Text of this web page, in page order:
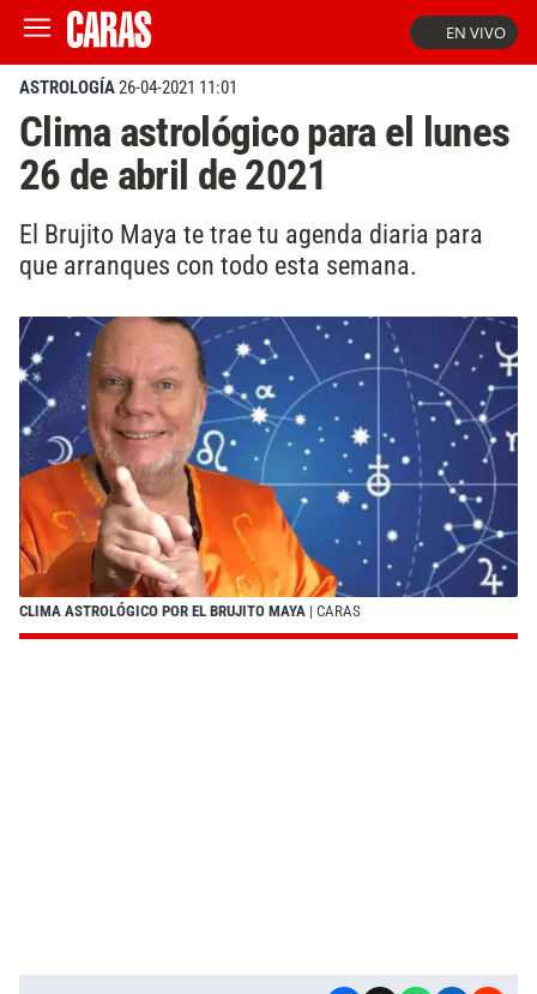
EN VIVO
ASTROLOGÍA26-04-2021 11:01
Clima astrológico para el lunes
26 de abril de 2021
El Brujito Maya te trae tu agenda diaria para
que arranques con todo esta semana.
CLIMA ASTROLÓGICO POR EL BRUJITO MAYA | CARAS